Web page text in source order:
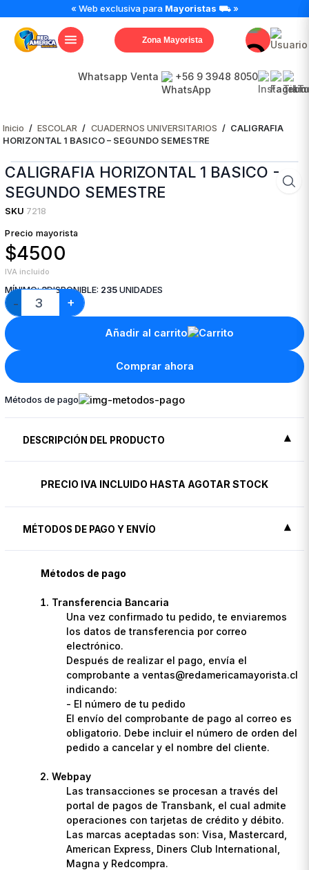
« Web exclusiva para Mayoristas ⛟ »
Zona Mayorista
Whatsapp Venta +56 9 3948 8050
Inicio / ESCOLAR / CUADERNOS UNIVERSITARIOS / CALIGRAFIA
HORIZONTAL 1 BASICO – SEGUNDO SEMESTRE
CALIGRAFIA HORIZONTAL 1 BASICO -
SEGUNDO SEMESTRE
SKU 7218
Precio mayorista
$4500
IVA incluido
MÍNIMO:3DISPONIBLE: 235 UNIDADES
−
CALIGRAFIA
HORIZONTAL
1
BASICO
+
Añadir al carrito
Comprar ahora
Métodos de pago
DESCRIPCIÓN DEL PRODUCTO
PRECIO IVA INCLUIDO HASTA AGOTAR STOCK
MÉTODOS DE PAGO Y ENVÍO
Métodos de pago
Transferencia Bancaria
Una vez confirmado tu pedido, te enviaremos
los datos de transferencia por correo
electrónico.
Después de realizar el pago, envía el
comprobante a ventas@redamericamayorista.cl
indicando:
- El número de tu pedido
El envío del comprobante de pago al correo es
obligatorio. Debe incluir el número de orden del
pedido a cancelar y el nombre del cliente.
Webpay
Las transacciones se procesan a través del
portal de pagos de Transbank, el cual admite
operaciones con tarjetas de crédito y débito.
Las marcas aceptadas son: Visa, Mastercard,
American Express, Diners Club International,
Magna y Redcompra.